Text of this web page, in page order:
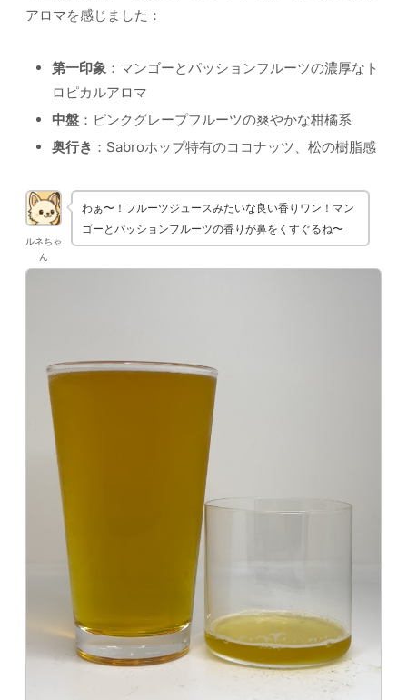
アロマを感じました：
第一印象 ：マンゴーとパッションフルーツの濃厚なト
ロピカルアロマ
中盤 ：ピンクグレープフルーツの爽やかな柑橘系
奥行き ：Sabroホップ特有のココナッツ、松の樹脂感
ルネちゃ
ん
わぁ〜！フルーツジュースみたいな良い香りワン！マン
ゴーとパッションフルーツの香りが鼻をくすぐるね〜